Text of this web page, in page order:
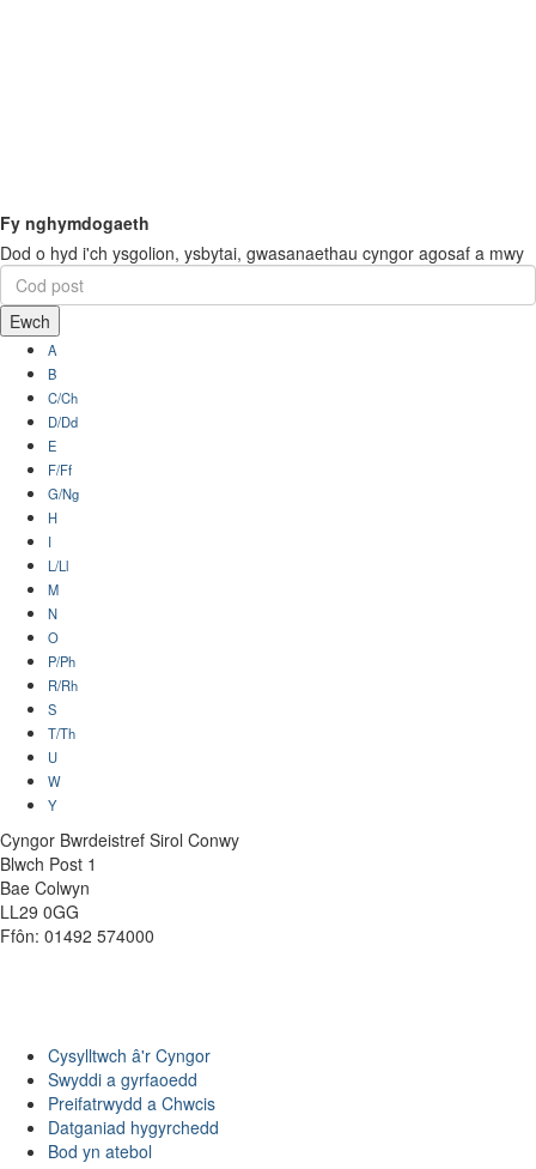
Fy nghymdogaeth
Dod o hyd i'ch ysgolion, ysbytai, gwasanaethau cyngor agosaf a mwy
Ewch
A
B
C/Ch
D/Dd
E
F/Ff
G/Ng
H
I
L/Ll
M
N
O
P/Ph
R/Rh
S
T/Th
U
W
Y
Cyngor Bwrdeistref Sirol Conwy
Blwch Post 1
Bae Colwyn
LL29 0GG
Ffôn: 01492 574000
Cysylltwch â'r Cyngor
Swyddi a gyrfaoedd
Preifatrwydd a Chwcis
Datganiad hygyrchedd
Bod yn atebol